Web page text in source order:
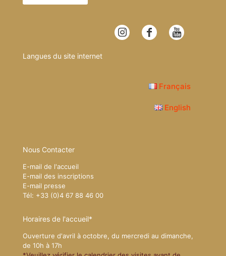
Langues du site internet
Français
English
Nous Contacter
E-mail de l'accueil
E-mail des inscriptions
E-mail presse
Tél: +33 (0)4 67 88 46 00
Horaires de l'accueil*
Ouverture d'avril à octobre, du mercredi au dimanche,
de 10h à 17h